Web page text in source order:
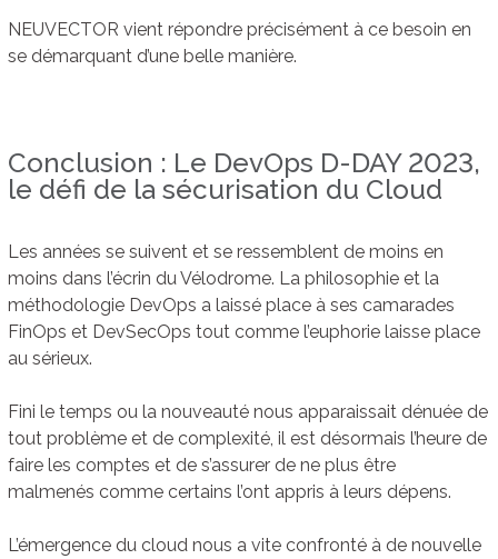
NEUVECTOR vient répondre précisément à ce besoin en
se démarquant d’une belle manière.
Conclusion : Le DevOps D-DAY 2023,
le défi de la sécurisation du Cloud
Les années se suivent et se ressemblent de moins en
moins dans l’écrin du Vélodrome. La philosophie et la
méthodologie DevOps a laissé place à ses camarades
FinOps et DevSecOps tout comme l’euphorie laisse place
au sérieux.
Fini le temps ou la nouveauté nous apparaissait dénuée de
tout problème et de complexité, il est désormais l’heure de
faire les comptes et de s’assurer de ne plus être
malmenés comme certains l’ont appris à leurs dépens.
L’émergence du cloud nous a vite confronté à de nouvelle